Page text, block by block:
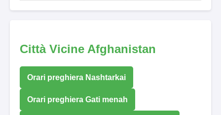
Città Vicine Afghanistan
Orari preghiera Nashtarkai
Orari preghiera Gati menah